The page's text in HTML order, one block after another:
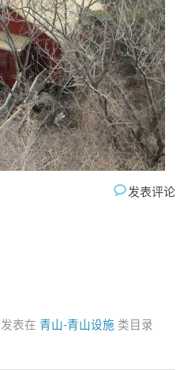
发表评论
发表在青山-青山设施 类目录